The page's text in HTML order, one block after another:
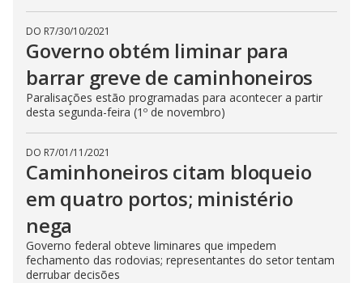
DO R7/30/10/2021
Governo obtém liminar para
barrar greve de caminhoneiros
Paralisações estão programadas para acontecer a partir
desta segunda-feira (1º de novembro)
DO R7/01/11/2021
Caminhoneiros citam bloqueio
em quatro portos; ministério
nega
Governo federal obteve liminares que impedem
fechamento das rodovias; representantes do setor tentam
derrubar decisões